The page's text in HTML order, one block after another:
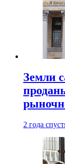
Земли
2 года